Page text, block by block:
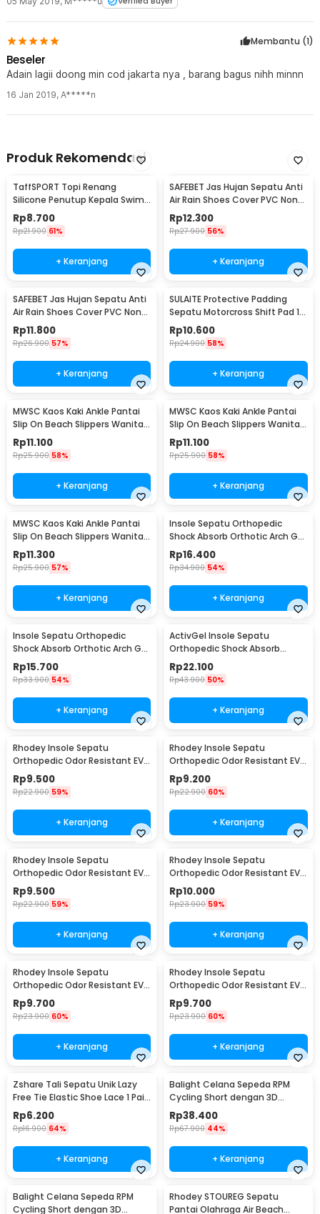
Membantu (1)
Beseler
Adain lagii doong min cod jakarta nya , barang bagus nihh minnn
16 Jan 2019, A*****n
Produk Rekomendasi
TaffSPORT Topi Renang
Silicone Penutup Kepala Swim
Cap Dewasa - SX01
Rp8.700
Rp21.900 61%
+ Keranjang
SAFEBET Jas Hujan Sepatu Anti
Air Rain Shoes Cover PVC Non
Slip Strap M 37-39 - H-101
Rp12.300
Rp27.900 56%
+ Keranjang
SAFEBET Jas Hujan Sepatu Anti
Air Rain Shoes Cover PVC Non
Slip Strap XL 42-43 - H-101
Rp11.800
Rp26.900 57%
+ Keranjang
SULAITE Protective Padding
Sepatu Motorcross Shift Pad 1
PCS - GT-106
Rp10.600
Rp24.900 58%
+ Keranjang
MWSC Kaos Kaki Ankle Pantai
Slip On Beach Slippers Wanita
XL - XH802
Rp11.100
Rp25.900 58%
+ Keranjang
MWSC Kaos Kaki Ankle Pantai
Slip On Beach Slippers Wanita
XXL - XH802
Rp11.100
Rp25.900 58%
+ Keranjang
MWSC Kaos Kaki Ankle Pantai
Slip On Beach Slippers Wanita
M - XH802
Rp11.300
Rp25.900 57%
+ Keranjang
Insole Sepatu Orthopedic
Shock Absorb Orthotic Arch Gel
Foam S - ZYD17
Rp16.400
Rp34.900 54%
+ Keranjang
Insole Sepatu Orthopedic
Shock Absorb Orthotic Arch Gel
Foam L - ZYD17
Rp15.700
Rp33.900 54%
+ Keranjang
ActivGel Insole Sepatu
Orthopedic Shock Absorb
Silicone Gel S
Rp22.100
Rp43.900 50%
+ Keranjang
Rhodey Insole Sepatu
Orthopedic Odor Resistant EVA
Foam 37 - Y3Y27
Rp9.500
Rp22.900 59%
+ Keranjang
Rhodey Insole Sepatu
Orthopedic Odor Resistant EVA
Foam 38 - Y3Y27
Rp9.200
Rp22.900 60%
+ Keranjang
Rhodey Insole Sepatu
Orthopedic Odor Resistant EVA
Foam 39 - Y3Y27
Rp9.500
Rp22.900 59%
+ Keranjang
Rhodey Insole Sepatu
Orthopedic Odor Resistant EVA
Foam 40 - Y3Y27
Rp10.000
Rp23.900 59%
+ Keranjang
Rhodey Insole Sepatu
Orthopedic Odor Resistant EVA
Foam 41 - Y3Y27
Rp9.700
Rp23.900 60%
+ Keranjang
Rhodey Insole Sepatu
Orthopedic Odor Resistant EVA
Foam 42 - Y3Y27
Rp9.700
Rp23.900 60%
+ Keranjang
Zshare Tali Sepatu Unik Lazy
Free Tie Elastic Shoe Lace 1 Pair
- T10
Rp6.200
Rp16.900 64%
+ Keranjang
Balight Celana Sepeda RPM
Cycling Short dengan 3D
Padded Sponge M
Black/Orange - CK01
Rp38.400
Rp67.900 44%
+ Keranjang
Balight Celana Sepeda RPM
Cycling Short dengan 3D
Rhodey STOUREG Sepatu
Pantai Olahraga Air Beach